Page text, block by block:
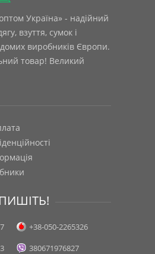
Україна» - надійний
взуття, сумок і
виробників Європи.
товар! Великий
+38-050-2265326
380671976827